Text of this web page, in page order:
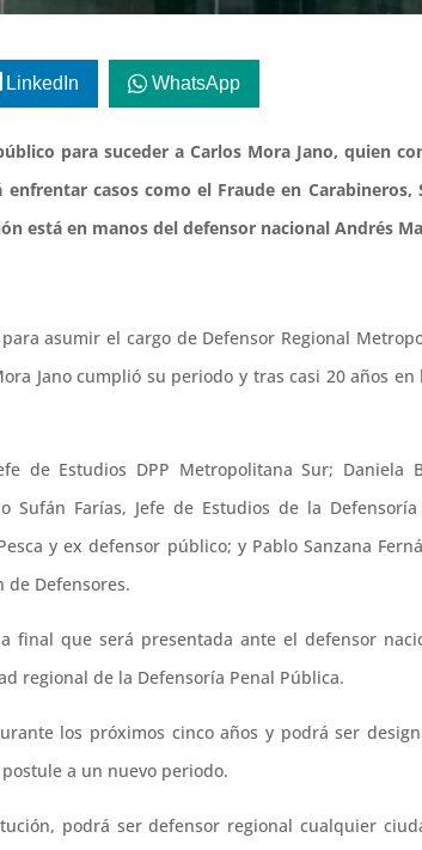
LinkedIn WhatsApp
para suceder a Carlos Mora Jano, quien
casos como el Fraude en Carabineros,
está en manos del defensor nacional Andrés
asumir el cargo de Defensor Regional
Jano cumplió su periodo y tras casi 20 años
de Estudios DPP Metropolitana Sur; Daniela
Sufán Farías, Jefe de Estudios de la
y ex defensor público; y Pablo Sanzana
de Defensores.
final que será presentada ante el defensor
regional de la Defensoría Penal Pública.
los próximos cinco años y podrá ser
a un nuevo periodo.
podrá ser defensor regional cualquier